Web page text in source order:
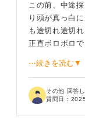
この前、中途
り頭が真っ白
も途切れ途切
正直ボロボロで
終わった後は
いたのでしょう
⋯続きを読む▼
その他 回答
質問日：